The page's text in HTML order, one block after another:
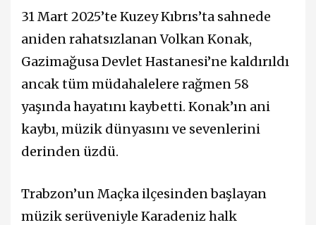
31 Mart 2025’te Kuzey Kıbrıs’ta sahnede
aniden rahatsızlanan Volkan Konak,
Gazimağusa Devlet Hastanesi’ne kaldırıldı
ancak tüm müdahalelere rağmen 58
yaşında hayatını kaybetti. Konak’ın ani
kaybı, müzik dünyasını ve sevenlerini
derinden üzdü.
Trabzon’un Maçka ilçesinden başlayan
müzik serüveniyle Karadeniz halk